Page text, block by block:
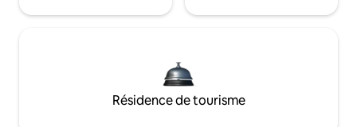
Résidence de tourisme